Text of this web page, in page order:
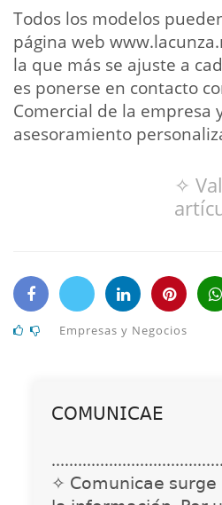
Todos los modelos
página web
la que más se ajuste a
es ponerse en contacto
Comercial de la empresa
asesoramiento
✧
Empresas y Negocios
𝖢𝖮𝖬𝖴𝖭𝖨𝖢𝖠𝖤
✧ 𝖢𝗈𝗆𝗎𝗇𝗂𝖼𝖺𝖾 𝗌𝗎𝗋𝗀𝖾